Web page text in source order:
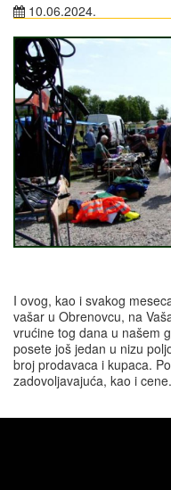
10.06.2024.
I ovog, kao i svakog
vašar u Obrenovcu, na
vrućine tog dana u našem
posete još jedan u nizu
broj prodavaca i kupaca.
zadovoljavajuća, kao i cene.